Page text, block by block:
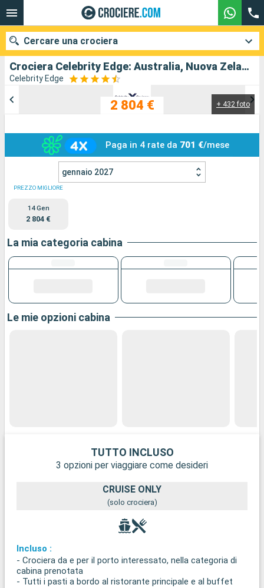
Crociera Celebrity Edge: Australia, Nuova Zelanda in partenza da Sydney
Celebrity Edge
+ 432 foto
2 804 €
Paga in 4 rate da 701 €/mese
gennaio 2027
PREZZO MIGLIORE
14 Gen
2 804 €
La mia categoria cabina
Le mie opzioni cabina
TUTTO INCLUSO
3 opzioni per viaggiare come desideri
CRUISE ONLY
(solo crociera)
Incluso :
- Crociera da e per il porto interessato, nella categoria di
cabina prenotata
- Tutti i pasti a bordo al ristorante principale e al buffet
Cercare una crociera
Le nostre destinazioni
Mesi di partenza
Porti Compagnie